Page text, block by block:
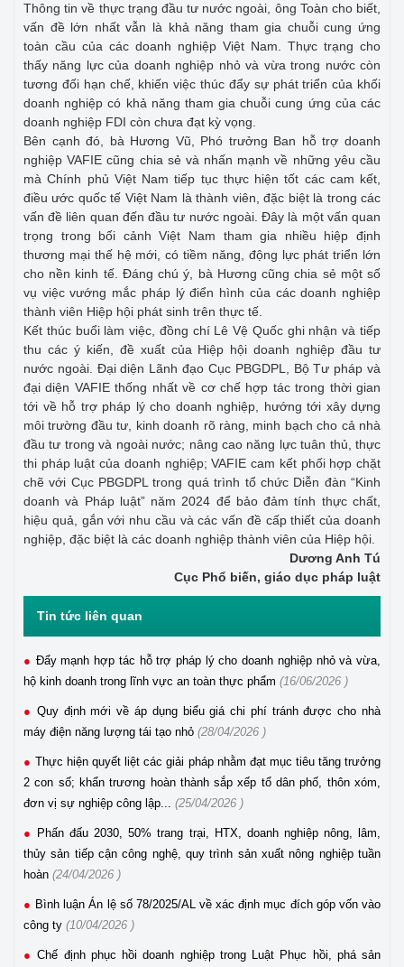
Thông tin về thực trạng đầu tư nước ngoài, ông Toàn cho biết,
vấn đề lớn nhất vẫn là khả năng tham gia chuỗi cung ứng
toàn cầu của các doanh nghiệp Việt Nam. Thực trạng cho
thấy năng lực của doanh nghiệp nhỏ và vừa trong nước còn
tương đối hạn chế, khiến việc thúc đẩy sự phát triển của khối
doanh nghiệp có khả năng tham gia chuỗi cung ứng của các
doanh nghiệp FDI còn chưa đạt kỳ vọng.
Bên cạnh đó, bà Hương Vũ, Phó trưởng Ban hỗ trợ doanh
nghiệp VAFIE cũng chia sẻ và nhấn mạnh về những yêu cầu
mà Chính phủ Việt Nam tiếp tục thực hiện tốt các cam kết,
điều ước quốc tế Việt Nam là thành viên, đặc biệt là trong các
vấn đề liên quan đến đầu tư nước ngoài. Đây là một vấn quan
trọng trong bối cảnh Việt Nam tham gia nhiều hiệp định
thương mại thế hệ mới, có tiềm năng, động lực phát triển lớn
cho nền kinh tế. Đáng chú ý, bà Hương cũng chia sẻ một số
vụ việc vướng mắc pháp lý điển hình của các doanh nghiệp
thành viên Hiệp hội phát sinh trên thực tế.
Kết thúc buổi làm việc, đồng chí Lê Vệ Quốc ghi nhận và tiếp
thu các ý kiến, đề xuất của Hiệp hội doanh nghiệp đầu tư
nước ngoài. Đại diện Lãnh đạo Cục PBGDPL, Bộ Tư pháp và
đại diện VAFIE thống nhất về cơ chế hợp tác trong thời gian
tới về hỗ trợ pháp lý cho doanh nghiệp, hướng tới xây dựng
môi trường đầu tư, kinh doanh rõ ràng, minh bạch cho cả nhà
đầu tư trong và ngoài nước; nâng cao năng lực tuân thủ, thực
thi pháp luật của doanh nghiệp; VAFIE cam kết phối hợp chặt
chẽ với Cục PBGDPL trong quá trình tổ chức Diễn đàn “Kinh
doanh và Pháp luật” năm 2024 để bảo đảm tính thực chất,
hiệu quả, gắn với nhu cầu và các vấn đề cấp thiết của doanh
nghiệp, đặc biệt là các doanh nghiệp thành viên của Hiệp hội.
Dương Anh Tú
Cục Phổ biến, giáo dục pháp luật
Tin tức liên quan
Đẩy mạnh hợp tác hỗ trợ pháp lý cho doanh nghiệp nhỏ và vừa,
hộ kinh doanh trong lĩnh vực an toàn thực phẩm (16/06/2026 )
Quy định mới về áp dụng biểu giá chi phí tránh được cho nhà
máy điện năng lượng tái tạo nhỏ (28/04/2026 )
Thực hiện quyết liệt các giải pháp nhằm đạt mục tiêu tăng trưởng
2 con số; khẩn trương hoàn thành sắp xếp tổ dân phố, thôn xóm,
đơn vị sự nghiệp công lập...
(25/04/2026 )
Phấn đấu 2030, 50% trang trại, HTX, doanh nghiệp nông, lâm,
thủy sản tiếp cận công nghệ, quy trình sản xuất nông nghiệp tuần
hoàn (24/04/2026 )
Bình luận Án lệ số 78/2025/AL về xác định mục đích góp vốn vào
công ty (10/04/2026 )
Chế định phục hồi doanh nghiệp trong Luật Phục hồi, phá sản